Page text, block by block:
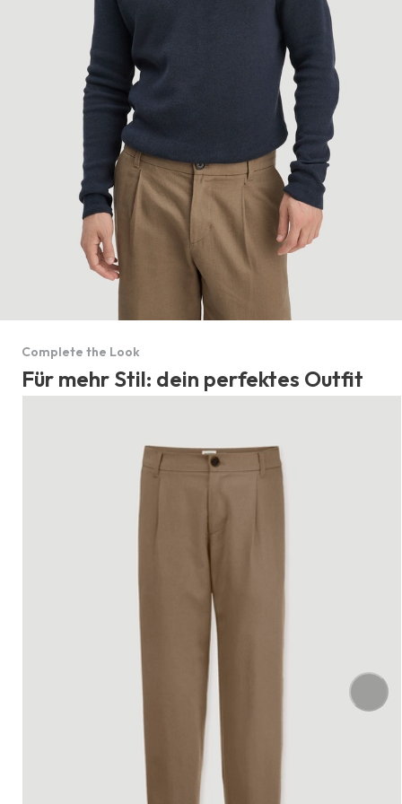
Complete the Look
Für mehr Stil: dein perfektes Outfit